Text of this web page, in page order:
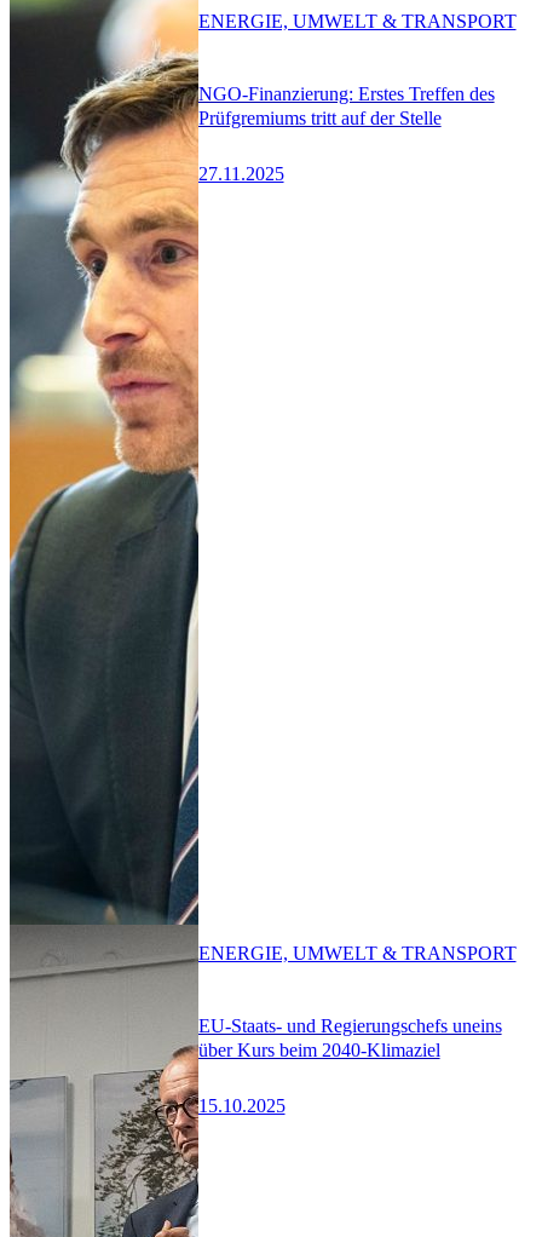
NGO-Finanzierung: Erstes Treffen des
Prüfgremiums tritt auf der Stelle
27.11.2025
ENERGIE, UMWELT & TRANSPORT
EU-Staats- und Regierungschefs uneins
über Kurs beim 2040-Klimaziel
15.10.2025
ENERGIE, UMWELT & TRANSPORT